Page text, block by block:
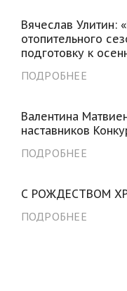
Вячеслав Улитин:
отопительного
подготовку к
ПОДРОБНЕЕ
Валентина
наставников
ПОДРОБНЕЕ
С РОЖДЕСТВОМ
ПОДРОБНЕЕ